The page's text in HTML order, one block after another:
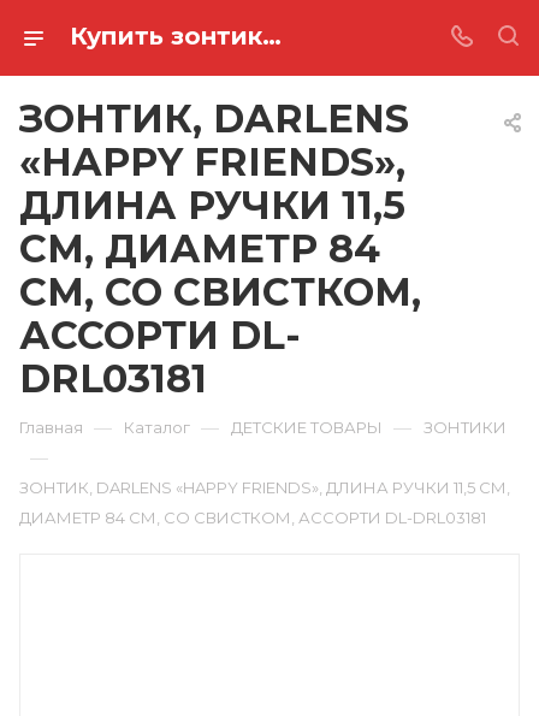
Купить зонтик, darlens «happy friends», длина ручки 11,5 см, диаметр 84 см, со свистком, ассорти DL-DRL03181 в Ростове-на-Дону
ЗОНТИК, DARLENS
«HAPPY FRIENDS»,
ДЛИНА РУЧКИ 11,5
СМ, ДИАМЕТР 84
СМ, СО СВИСТКОМ,
АССОРТИ DL-
DRL03181
Главная — Каталог — ДЕТСКИЕ ТОВАРЫ — ЗОНТИКИ
—
ЗОНТИК, DARLENS «HAPPY FRIENDS», ДЛИНА РУЧКИ 11,5 СМ,
ДИАМЕТР 84 СМ, СО СВИСТКОМ, АССОРТИ DL-DRL03181